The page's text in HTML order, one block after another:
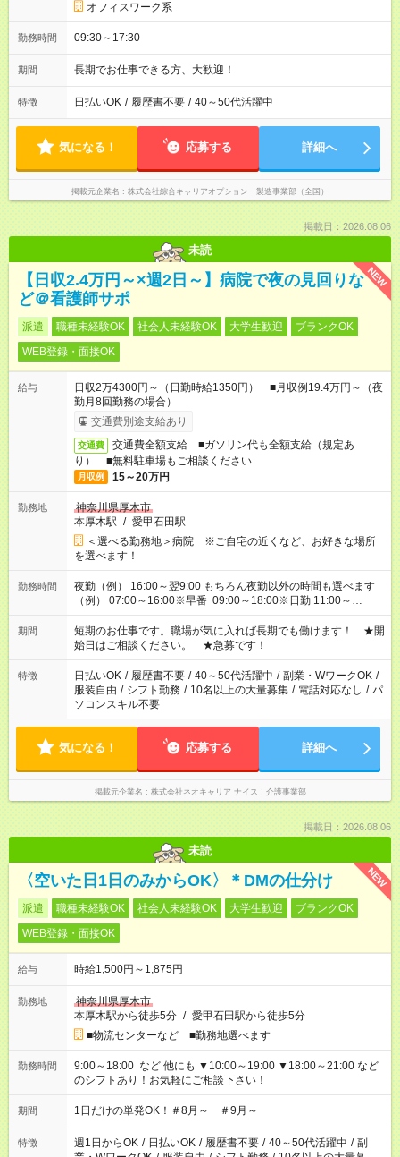
オフィスワーク系
勤務時間 09:30～17:30
期間 長期でお仕事できる方、大歓迎！
特徴 日払いOK / 履歴書不要 / 40～50代活躍中
気になる！ 応募する 詳細へ
掲載元企業名 株式会社綜合キャリアオプション 製造事業部（全国）
掲載日：2026.08.06
未読
NEW
【日収2.4万円～×週2日～】病院で夜の見回りな
ど＠看護師サポ
派遣 職種未経験OK 社会人未経験OK 大学生歓迎
ブランクOK
WEB登録・面接OK
給与
日収2万4300円～（日勤時給1350円） ■月収例19.4万円～（夜
勤月8回勤務の場合）
交通費別途支給あり
交通費
交通費全額支給 ■ガソリン代も全額支給（規定あ
り） ■無料駐車場もご相談ください
月収例 15～20万円
勤務地
神奈川県厚木市
本厚木駅 / 愛甲石田駅
＜選べる勤務地＞病院 ※ご自宅の近くなど、お好きな場所
を選べます！
勤務時間
夜勤（例） 16:00～翌9:00 もちろん夜勤以外の時間も選べます
（例） 07:00～16:00※早番 09:00～18:00※日勤 11:00～
20:00※遅番 ※時間は、固定・選べる施設もあるので、ご希望が
あれば調整できます！ ※シフト制。勤務地により実働時間が異
なります。★家庭の都合でお休みが必要な場合も遠慮なくご相談
ください。
期間
短期のお仕事です。職場が気に入れば長期でも働けます！ ★開
始日はご相談ください。 ★急募です！
特徴 日払いOK / 履歴書不要 / 40～50代活躍中 / 副業・WワークOK /
服装自由 / シフト勤務 / 10名以上の大量募集 / 電話対応なし / パ
ソコンスキル不要
気になる！ 応募する 詳細へ
掲載元企業名 株式会社ネオキャリア ナイス！介護事業部
掲載日：2026.08.06
未読
NEW
〈空いた日1日のみからOK〉＊DMの仕分け
派遣 職種未経験OK 社会人未経験OK 大学生歓迎
ブランクOK
WEB登録・面接OK
給与 時給1,500円～1,875円
勤務地
神奈川県厚木市
本厚木駅から徒歩5分 / 愛甲石田駅から徒歩5分
■物流センターなど ■勤務地選べます
勤務時間
9:00～18:00 など 他にも ▼10:00～19:00 ▼18:00～21:00 など
のシフトあり！お気軽にご相談下さい！
期間 1日だけの単発OK！＃8月～ ＃9月～
特徴 週1日からOK / 日払いOK / 履歴書不要 / 40～50代活躍中 / 副